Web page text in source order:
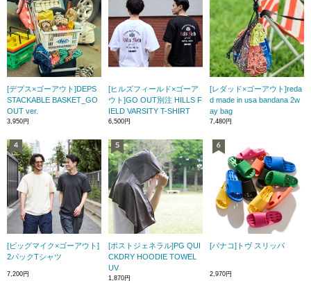
[デプス×ゴーアウト]DEPS
STACKABLE BASKET_GO
OUT ver.
3,950円
[ヒルズフィールド×ゴーア
ウト]GO OUT別注 HILLS F
IELD VARSITY T-SHIRT
6,500円
[レダッド×ゴーアウト]reda
d made in usa bandana 2w
ay bag
7,480円
[ビッグマイク×ゴーアウト]
2パックTシャツ
7,200円
[ポストジェネラル]PG QUI
CKDRY HOODIE TOWEL
UV
1,870円
[バナコ]トヴ スリッパ
2,970円